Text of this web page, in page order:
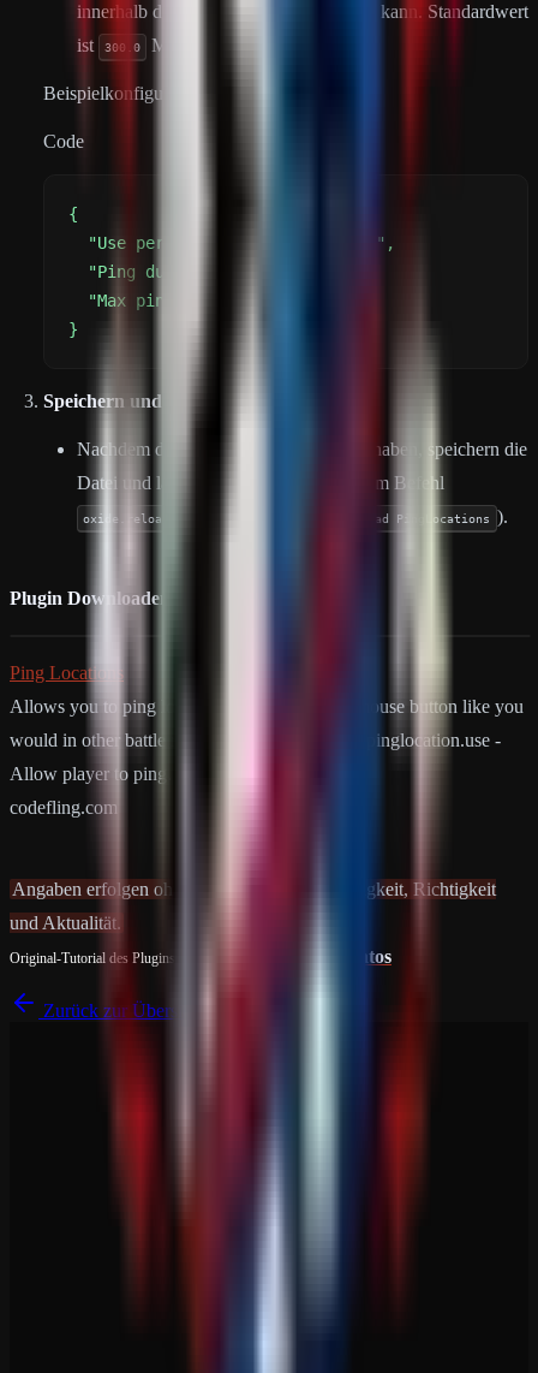
innerhalb derer ein Ping gesetzt werden kann. Standardwert
ist
300.0 Meter.
Beispielkonfiguration:
Code
}
Speichern und Server neu laden:
Nachdem die Konfiguration angepasst haben, speichern die
Datei und lade das Plugin erneut mit dem Befehl
oxide.reload PingLocations c.reload PingLocations ).
Plugin Downloaden:
Ping Locations
Allows you to ping location using the middle mouse button like you
would in other battle royal games. Permissions pinglocation.use -
Allow player to ping…
codefling.com
Angaben erfolgen ohne Gewähr auf Vollständigkeit, Richtigkeit
und Aktualität.
Original-Tutorial des Plugins Ilovepatatos
Zurück zur Übersicht